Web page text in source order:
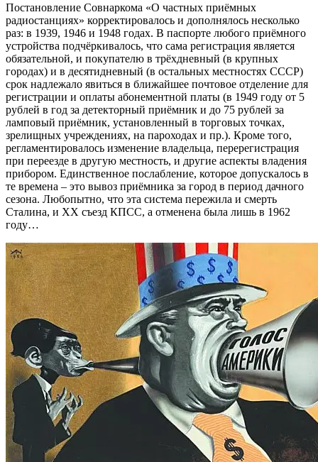
Постановление Совнаркома «О частных приёмных
радиостанциях» корректировалось и дополнялось несколько
раз: в 1939, 1946 и 1948 годах. В паспорте любого приёмного
устройства подчёркивалось, что сама регистрация является
обязательной, и покупателю в трёхдневный (в крупных
городах) и в десятидневный (в остальных местностях СССР)
срок надлежало явиться в ближайшее почтовое отделение для
регистрации и оплаты абонементной платы (в 1949 году от 5
рублей в год за детекторный приёмник и до 75 рублей за
ламповый приёмник, установленный в торговых точках,
зрелищных учреждениях, на пароходах и пр.). Кроме того,
регламентировалось изменение владельца, перерегистрация
при переезде в другую местность, и другие аспекты владения
прибором. Единственное послабление, которое допускалось в
те времена – это вывоз приёмника за город в период дачного
сезона. Любопытно, что эта система пережила и смерть
Сталина, и ХХ съезд КПСС, а отменена была лишь в 1962
году…